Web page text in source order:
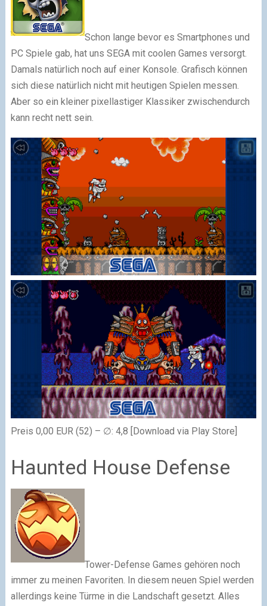
Schon lange bevor es Smartphones und
PC Spiele gab, hat uns SEGA mit coolen Games versorgt.
Damals natürlich noch auf einer Konsole. Grafisch können
sich diese natürlich nicht mit heutigen Spielen messen.
Aber so ein kleiner pixellastiger Klassiker zwischendurch
kann recht nett sein.
Preis 0,00 EUR (52) – ∅: 4,8 [Download via Play Store]
Haunted House Defense
Tower-Defense Games gehören noch
immer zu meinen Favoriten. In diesem neuen Spiel werden
allerdings keine Türme in die Landschaft gesetzt. Alles